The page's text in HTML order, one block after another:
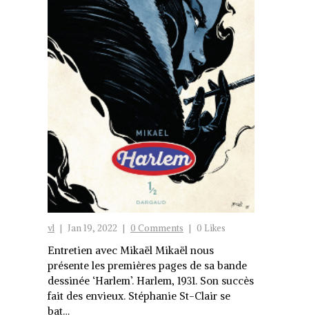
vl | Jan 19, 2022 | 0 Comments | 0 Likes
Entretien avec Mikaël Mikaël nous
présente les premières pages de sa bande
dessinée ‘Harlem’. Harlem, 1931. Son succès
fait des envieux. Stéphanie St-Clair se
bat…